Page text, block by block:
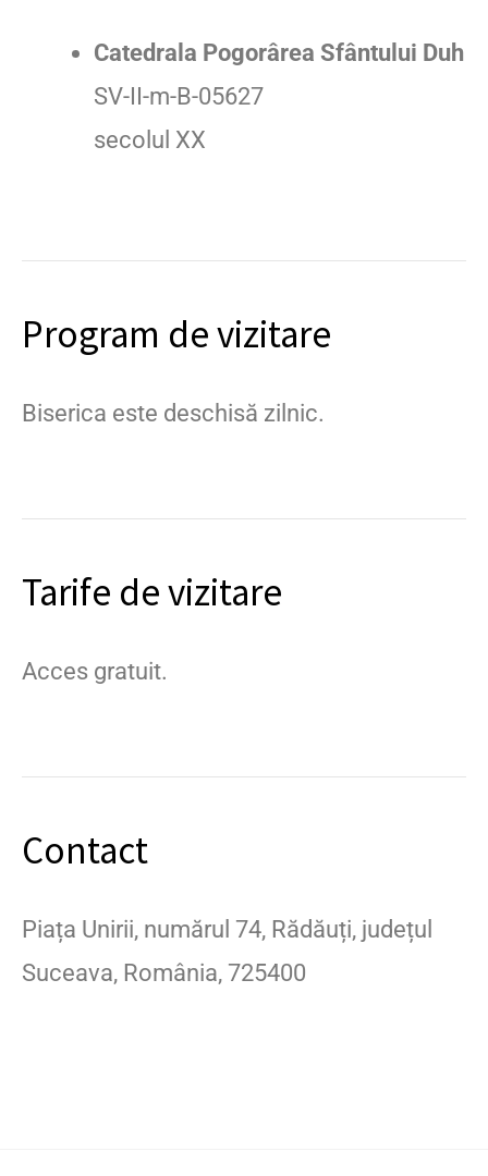
Catedrala Pogorârea Sfântului Duh
SV-II-m-B-05627
secolul XX
Program de vizitare
Biserica este deschisă zilnic.
Tarife de vizitare
Acces gratuit.
Contact
Piața Unirii, numărul 74, Rădăuți, județul
Suceava, România, 725400